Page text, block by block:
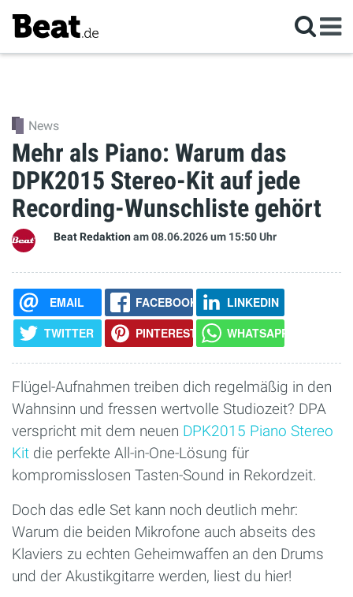
News
Mehr als Piano: Warum das
DPK2015 Stereo-Kit auf jede
Recording-Wunschliste gehört
Beat Redaktionam 08.06.2026um 15:50 Uhr
EMAIL FACEBOOK
LINKEDIN
TWITTER
PINTEREST WHATSAPP
Flügel-Aufnahmen treiben dich regelmäßig in den
Wahnsinn und fressen wertvolle Studiozeit? DPA
verspricht mit dem neuen DPK2015 Piano Stereo
Kit die perfekte All-in-One-Lösung für
kompromisslosen Tasten-Sound in Rekordzeit.
Doch das edle Set kann noch deutlich mehr:
Warum die beiden Mikrofone auch abseits des
Klaviers zu echten Geheimwaffen an den Drums
und der Akustikgitarre werden, liest du hier!